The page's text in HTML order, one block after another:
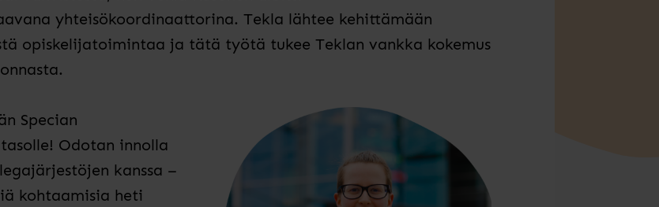
yhteisökoordinaattorina. Tekla lähtee kehittämään
opiskelijatoimintaa ja tätä työtä tukee Teklan vankka kokemus
Specian
Odotan innolla
kanssa –
kohtaamisia heti